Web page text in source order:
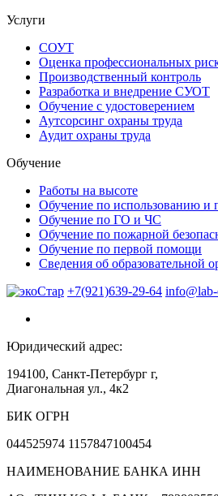
Услуги
СОУТ
Оценка профессиональных
Производственный контроль
Разработка и внедрение СУОТ
Обучение с удостоверением
Аутсорсинг охраны труда
Аудит охраны труда
Обучение
Работы на высоте
Обучение по использованию
Обучение по ГО и ЧС
Обучение по пожарной
Обучение по первой помощи
Сведения об образовательной
+7(921)639-29-64 info@lab-
Юридический адрес:
194100, Санкт-Петербург г,
Диагональная ул., 4к2
БИК ОГРН
044525974 1157847100454
НАИМЕНОВАНИЕ БАНКА ИНН